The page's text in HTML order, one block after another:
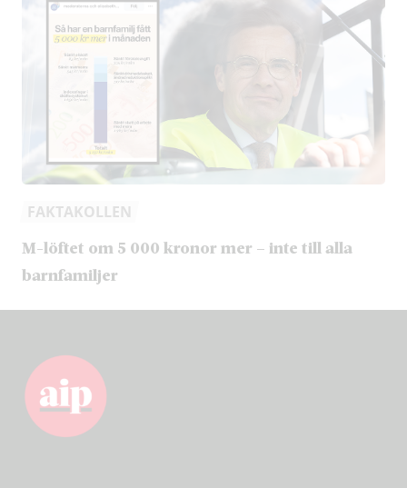
FAKTAKOLLEN
M-löftet om 5 000 kronor mer – inte till alla
barnfamiljer